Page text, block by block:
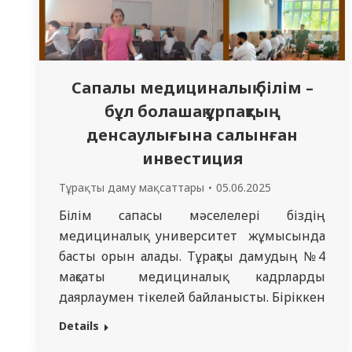
Сапалы медициналық білім –
бұл болашақ ұрпақтың
денсаулығына салынған
инвестиция
Тұрақты даму мақсаттары 05.06.2025
Білім сапасы мәселелері біздің
медициналық университет жұмысында
басты орын алады. Тұрақты дамудың №4
мақсаты медициналық кадрларды
даярлаумен тікелей байланысты. Біріккен
Ұлттар Ұйымының 2030 жылға дейінгі
Details